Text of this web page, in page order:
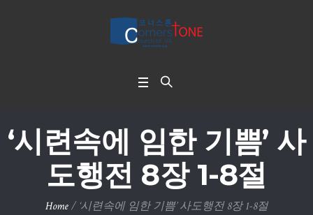
‘시련속에 임한 기쁨’ 사
도행전 8장 1-8절
Home / ‘시련속에 임한 기쁨’ 사도행전 8장 1-8절